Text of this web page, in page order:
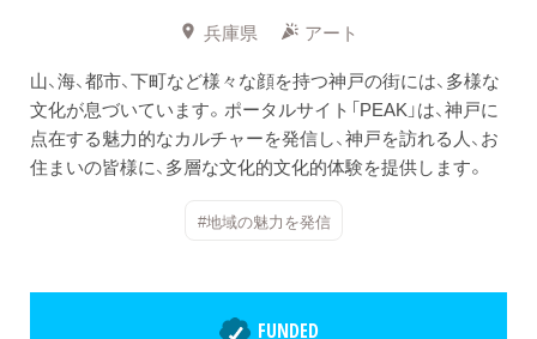
兵庫県
アート
山、海、都市、下町など様々な顔を持つ神戸の街には、多様な
文化が息づいています。ポータルサイト「PEAK」は、神戸に
点在する魅力的なカルチャーを発信し、神戸を訪れる人、お
住まいの皆様に、多層な文化的文化的体験を提供します。
#地域の魅力を発信
FUNDED